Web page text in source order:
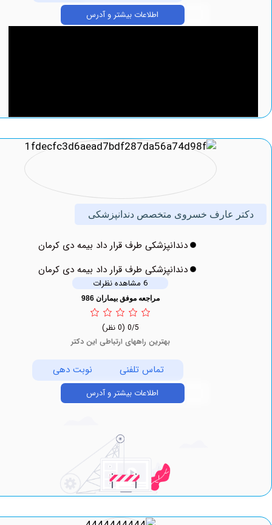
اطلاعات بیشتر و آدرس
عارف خسروی متخصص دندانپزشکی
دندانپزشکی طرف قرار داد بیمه دی کرمان
دندانپزشکی طرف قرار داد بیمه دی کرمان
مراجعه موفق بیماران 986
بهترین راههای ارتباطی این دکتر
تماس تلفنی نوبت دهی
اطلاعات بیشتر و آدرس